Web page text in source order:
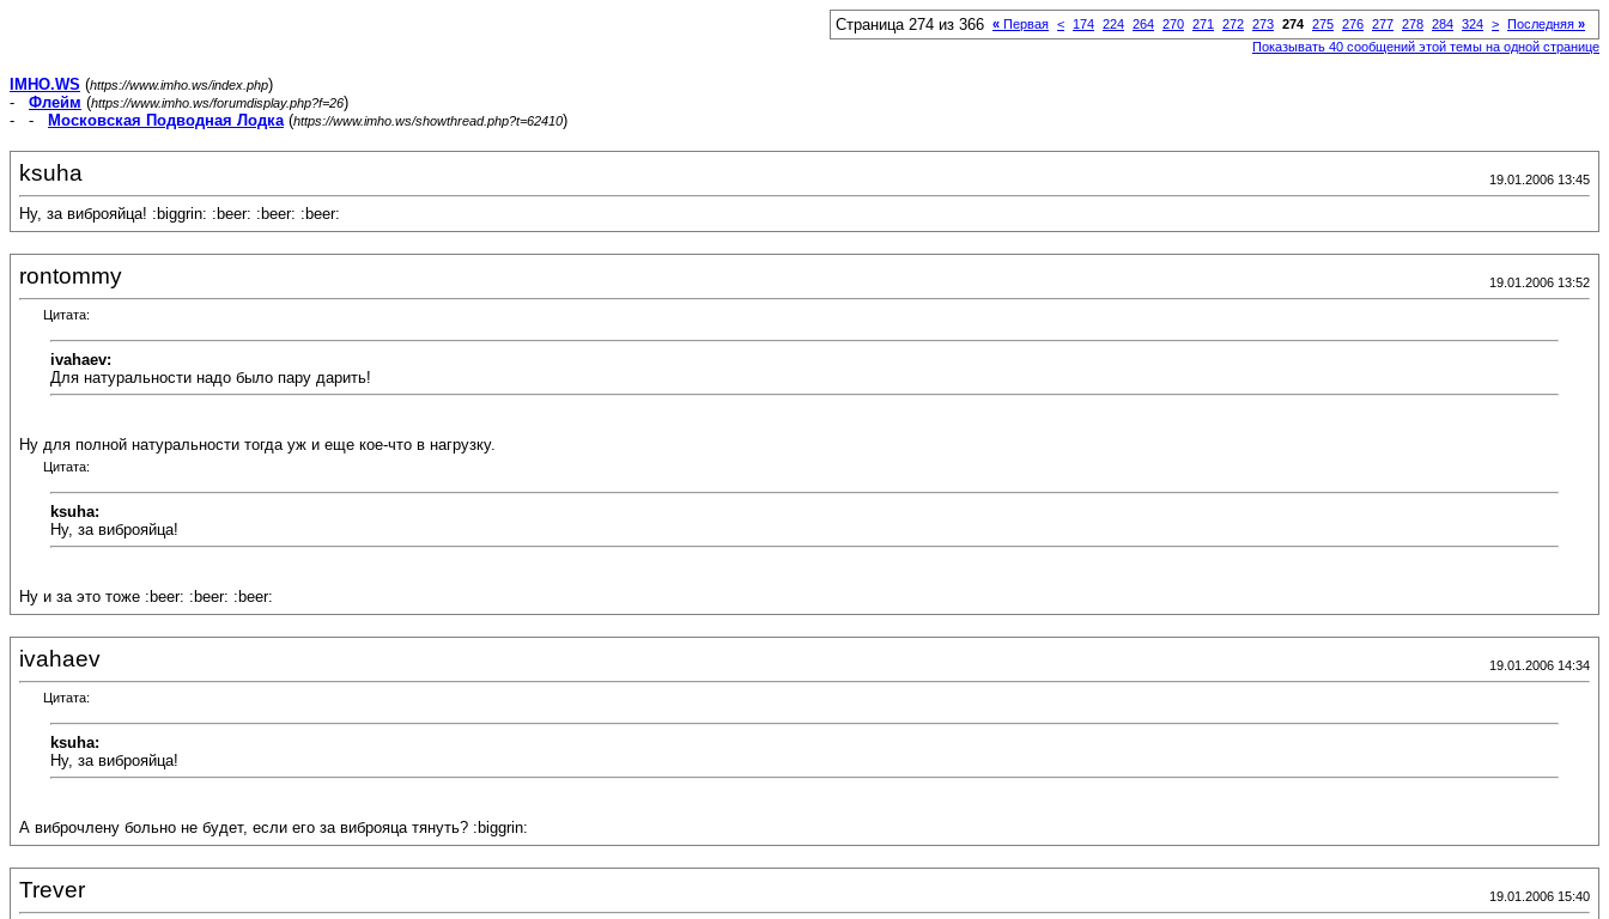
Страница 274 из 366 « Первая < 174 224 264 270 271 272 273 274 275 276 277 278 284 324 > Последняя »
Показывать 40 сообщений этой темы на одной странице
IMHO.WS (https://www.imho.ws/index.php)
- Флейм (https://www.imho.ws/forumdisplay.php?f=26)
- -
Московская Подводная Лодка(https://www.imho.ws/showthread.php?t=62410)
ksuha 19.01.2006 13:45
Ну, за виброяйца! :biggrin: :beer: :beer: :beer:
rontommy 19.01.2006 13:52
Цитата:
ivahaev:
Для натуральности надо было пару дарить!
Ну для полной натуральности тогда уж и еще кое-что в нагрузку.
Цитата:
ksuha:
Ну, за виброяйца!
Ну и за это тоже :beer: :beer: :beer:
ivahaev 19.01.2006 14:34
Цитата:
ksuha:
Ну, за виброяйца!
А виброчлену больно не будет, если его за виброяца тянуть? :biggrin:
Trever 19.01.2006 15:40